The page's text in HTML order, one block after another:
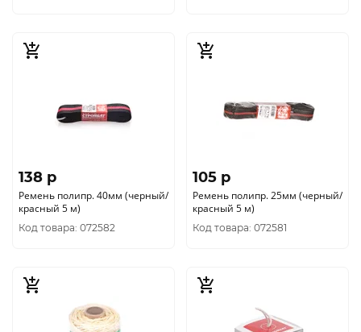
138 p
Ремень полипр. 40мм (черный/
красный 5 м)
Код товара: 072582
105 p
Ремень полипр. 25мм (черный/
красный 5 м)
Код товара: 072581